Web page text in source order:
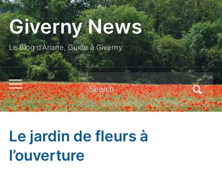
Giverny News
Le Blog d'Ariane, Guide à Giverny
Toggle
mobile
menu
Search
for:
Le jardin de fleurs à
l’ouverture